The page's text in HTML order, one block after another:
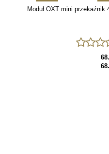
Moduł OXT mini przekaźnik